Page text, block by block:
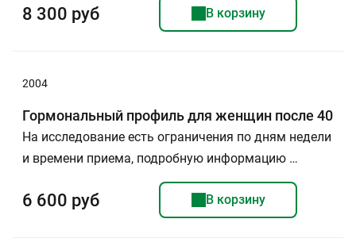
8 300 руб В корзину
2004
Гормональный профиль для женщин после 40
На исследование есть ограничения по дням недели
и времени приема, подробную информацию …
6 600 руб В корзину